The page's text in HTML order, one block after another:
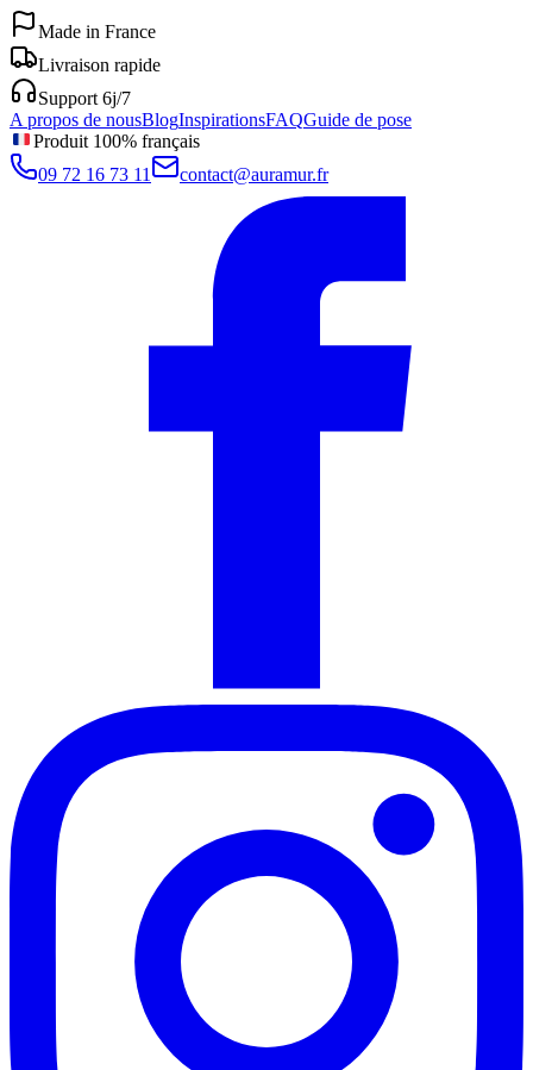
Made in France
Livraison rapide
Support 6j/7
A propos de nousBlogInspirationsFAQGuide de pose
Produit 100% français
09 72 16 73 11
contact@auramur.fr